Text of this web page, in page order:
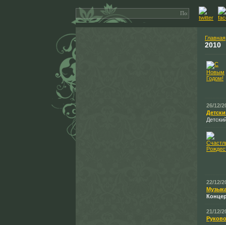
Главная
2010
26/12/
22/12/
21/12/